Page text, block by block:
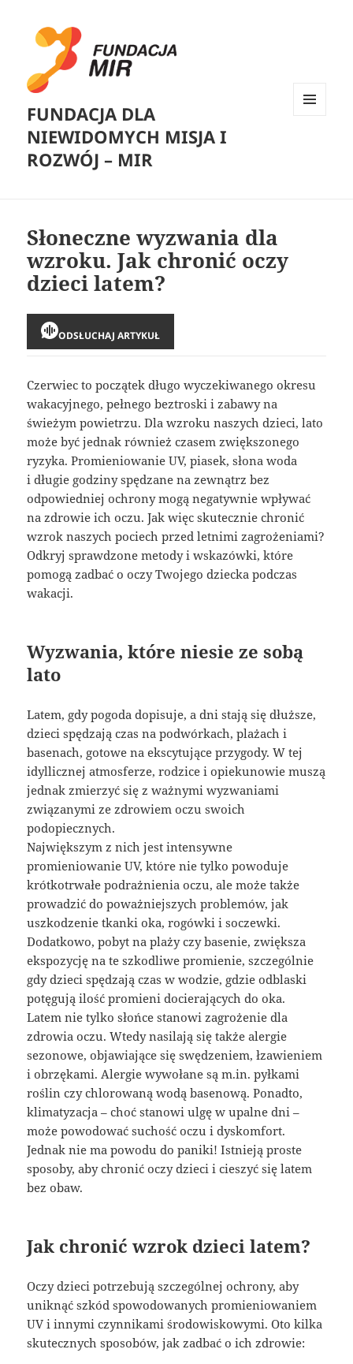
FUNDACJA DLA
NIEWIDOMYCH MISJA I
ROZWÓJ – MIR
Słoneczne wyzwania dla
wzroku. Jak chronić oczy
dzieci latem?
ODSŁUCHAJ ARTYKUŁ
Czerwiec to początek długo wyczekiwanego okresu
wakacyjnego, pełnego beztroski i zabawy na
świeżym powietrzu. Dla wzroku naszych dzieci, lato
może być jednak również czasem zwiększonego
ryzyka. Promieniowanie UV, piasek, słona woda
i długie godziny spędzane na zewnątrz bez
odpowiedniej ochrony mogą negatywnie wpływać
na zdrowie ich oczu. Jak więc skutecznie chronić
wzrok naszych pociech przed letnimi zagrożeniami?
Odkryj sprawdzone metody i wskazówki, które
pomogą zadbać o oczy Twojego dziecka podczas
wakacji.
Wyzwania, które niesie ze sobą
lato
Latem, gdy pogoda dopisuje, a dni stają się dłuższe,
dzieci spędzają czas na podwórkach, plażach i
basenach, gotowe na ekscytujące przygody. W tej
idyllicznej atmosferze, rodzice i opiekunowie muszą
jednak zmierzyć się z ważnymi wyzwaniami
związanymi ze zdrowiem oczu swoich
podopiecznych.
Największym z nich jest intensywne
promieniowanie UV, które nie tylko powoduje
krótkotrwałe podrażnienia oczu, ale może także
prowadzić do poważniejszych problemów, jak
uszkodzenie tkanki oka, rogówki i soczewki.
Dodatkowo, pobyt na plaży czy basenie, zwiększa
ekspozycję na te szkodliwe promienie, szczególnie
gdy dzieci spędzają czas w wodzie, gdzie odblaski
potęgują ilość promieni docierających do oka.
Latem nie tylko słońce stanowi zagrożenie dla
zdrowia oczu. Wtedy nasilają się także alergie
sezonowe, objawiające się swędzeniem, łzawieniem
i obrzękami. Alergie wywołane są m.in. pyłkami
roślin czy chlorowaną wodą basenową. Ponadto,
klimatyzacja – choć stanowi ulgę w upalne dni –
może powodować suchość oczu i dyskomfort.
Jednak nie ma powodu do paniki! Istnieją proste
sposoby, aby chronić oczy dzieci i cieszyć się latem
bez obaw.
Jak chronić wzrok dzieci latem?
Oczy dzieci potrzebują szczególnej ochrony, aby
uniknąć szkód spowodowanych promieniowaniem
UV i innymi czynnikami środowiskowymi. Oto kilka
skutecznych sposobów, jak zadbać o ich zdrowie: